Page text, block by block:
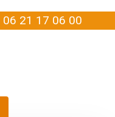
06 21 17 06 00